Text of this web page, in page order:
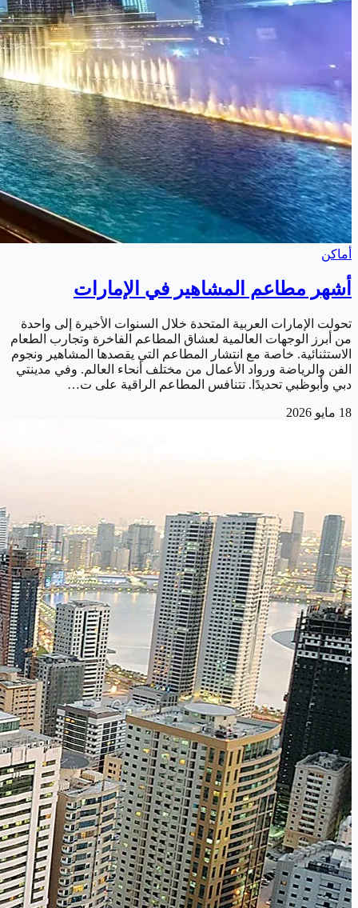
أماكن
أشهر مطاعم المشاهير في الإمارات
تحولت الإمارات العربية المتحدة خلال السنوات الأخيرة إلى واحدة
من أبرز الوجهات العالمية لعشاق المطاعم الفاخرة وتجارب الطعام
الاستثنائية. خاصة مع انتشار المطاعم التي يقصدها المشاهير ونجوم
الفن والرياضة ورواد الأعمال من مختلف أنحاء العالم. وفي مدينتي
دبي وأبوظبي تحديدًا. تتنافس المطاعم الراقية على ت…
18 مايو 2026